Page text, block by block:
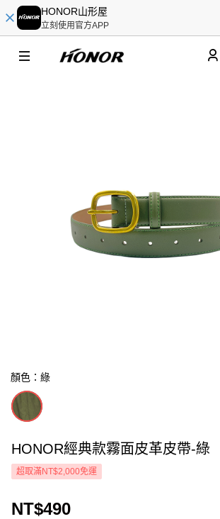
HONOR山形屋
立刻使用官方APP
顏色：綠
HONOR經典款霧面皮革皮帶-綠
超取滿NT$2,000免運
NT$490